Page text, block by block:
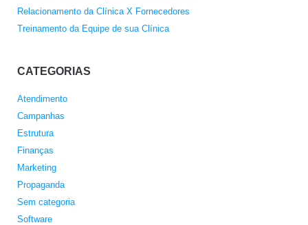
Relacionamento da Clínica X Fornecedores
Treinamento da Equipe de sua Clínica
CATEGORIAS
Atendimento
Campanhas
Estrutura
Finanças
Marketing
Propaganda
Sem categoria
Software